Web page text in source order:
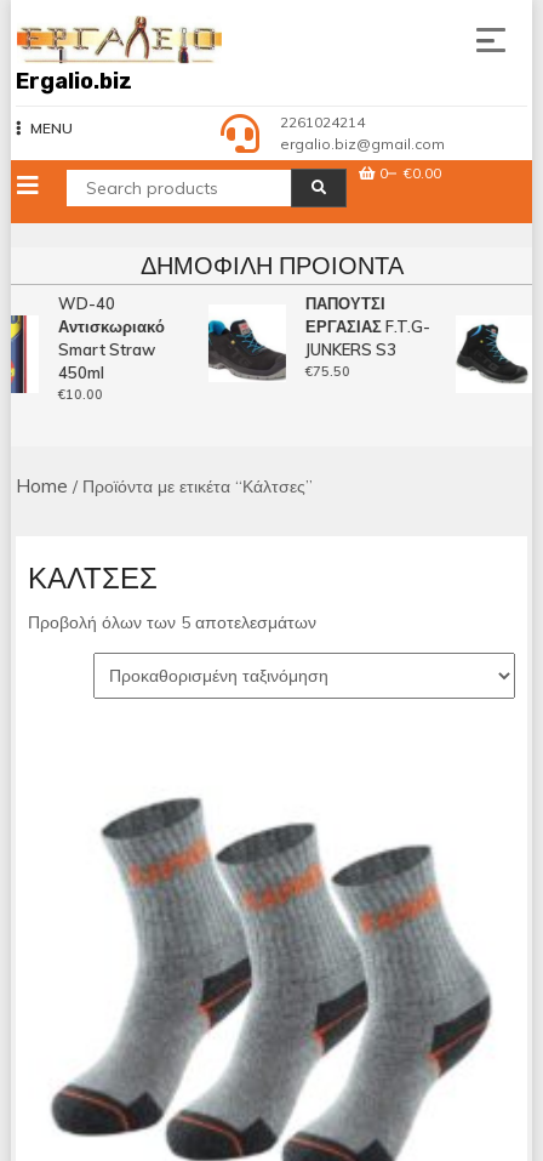
to
content
Ergalio.biz
MENU
2261024214
ergalio.biz@gmail.com
0
€0.00
ΔΗΜΟΦΙΛΉ ΠΡΟΙΌΝΤΑ
WD-40
Αντισκωριακό
Smart Straw
450ml
€10.00
ΠΑΠΟΥΤΣΙ
ΕΡΓΑΣΙΑΣ F.T.G-
JUNKERS S3
€75.50
Home / Προϊόντα με ετικέτα “Κάλτσες”
ΚΆΛΤΣΕΣ
Προβολή όλων των 5 αποτελεσμάτων